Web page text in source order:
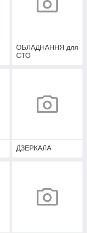
ОБЛАДНАННЯ для
СТО
ДЗЕРКАЛА